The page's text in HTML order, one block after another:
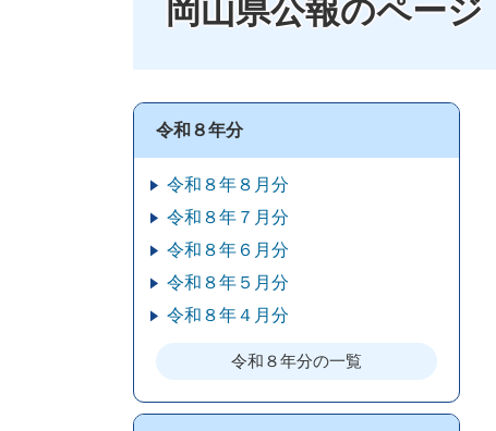
岡山県公報のページ
令和８年分
令和８年８月分
令和８年７月分
令和８年６月分
令和８年５月分
令和８年４月分
令和８年分の一覧